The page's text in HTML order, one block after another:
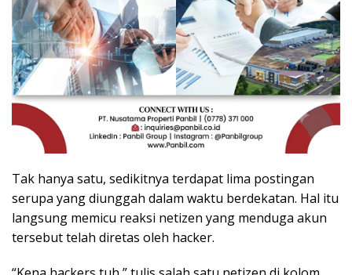
Tak hanya satu, sedikitnya terdapat lima postingan
serupa yang diunggah dalam waktu berdekatan. Hal itu
langsung memicu reaksi netizen yang menduga akun
tersebut telah diretas oleh hacker.